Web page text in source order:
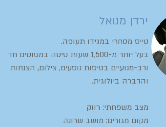
ירדן מנואל
טייס מסחרי במגידו תעופה.
בעל יותר מ-1,500 שעות טיסה במטוסים חד
ורב-מנועיים בטיסות נוסעים, צילום, הצנחות
והדברה ביולוגית.
מצב משפחתי: רווק
מקום מגורים: מושב שרונה